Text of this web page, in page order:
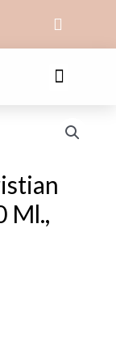
I
n
s
a
a
Menu
Ml.,